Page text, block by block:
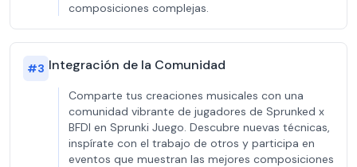
composiciones complejas.
#3 Integración de la Comunidad
Comparte tus creaciones musicales con una
comunidad vibrante de jugadores de Sprunked x
BFDI en Sprunki Juego. Descubre nuevas técnicas,
inspírate con el trabajo de otros y participa en
eventos que muestran las mejores composiciones